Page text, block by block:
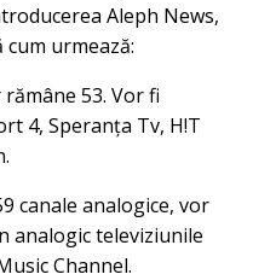
Aleph News,
urmează:
53. Vor fi
4, Speranța Tv, H!T
canale analogice, vor
analogic televiziunile
Channel.